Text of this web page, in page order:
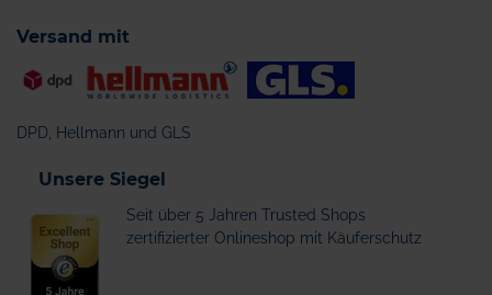
Versand mit
DPD, Hellmann und GLS
Unsere Siegel
Seit über 5 Jahren Trusted Shops
zertifizierter Onlineshop mit Käuferschutz